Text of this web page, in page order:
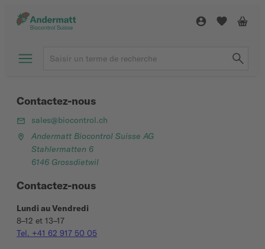
Contactez-nous
sales@biocontrol.ch
Andermatt Biocontrol Suisse AG
Stahlermatten 6
6146 Grossdietwil
Contactez-nous
Lundi au Vendredi
8–12 et 13–17
Tel. +41 62 917 50 05